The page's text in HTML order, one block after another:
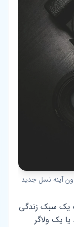
آینه نسل جدید
یک سبک زندگی
یک ولاگر